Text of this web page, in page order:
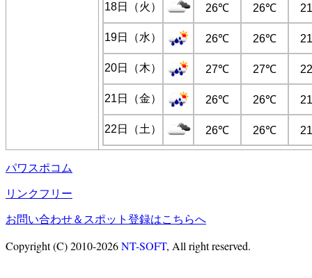
18日（火） 26℃ 26℃
19日（水） 26℃ 26℃
20日（木） 27℃ 27℃
21日（金） 26℃ 26℃
22日（土） 26℃ 26℃
パワスポコム
リンクフリー
お問い合わせ＆スポット登録はこちらへ
Copyright (C) 2010-2026NT-SOFT, All right reserved.